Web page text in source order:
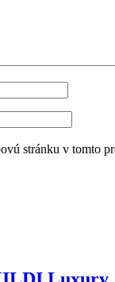
stránku v tomto